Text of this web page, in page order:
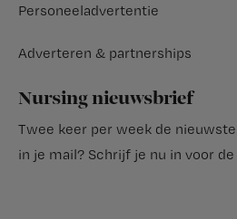
Personeeladvertentie
Adverteren & partnerships
Nursing nieuwsbrief
Twee keer per week de
in je mail? Schrijf je nu in voor